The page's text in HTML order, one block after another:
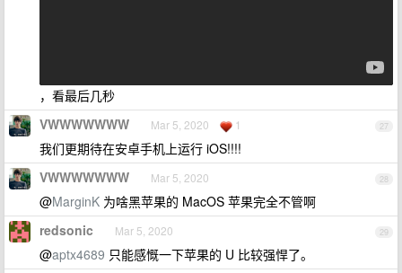
，看最后几秒
27
VWWWWWWW Mar 5, 2020 1
我们更期待在安卓手机上运行 iOS!!!!
28
VWWWWWWW Mar 5, 2020
@MarginK 为啥黑苹果的 MacOS 苹果完全不管啊
29
redsonic Mar 5, 2020
@aptx4689 只能感慨一下苹果的 U 比较强悍了。